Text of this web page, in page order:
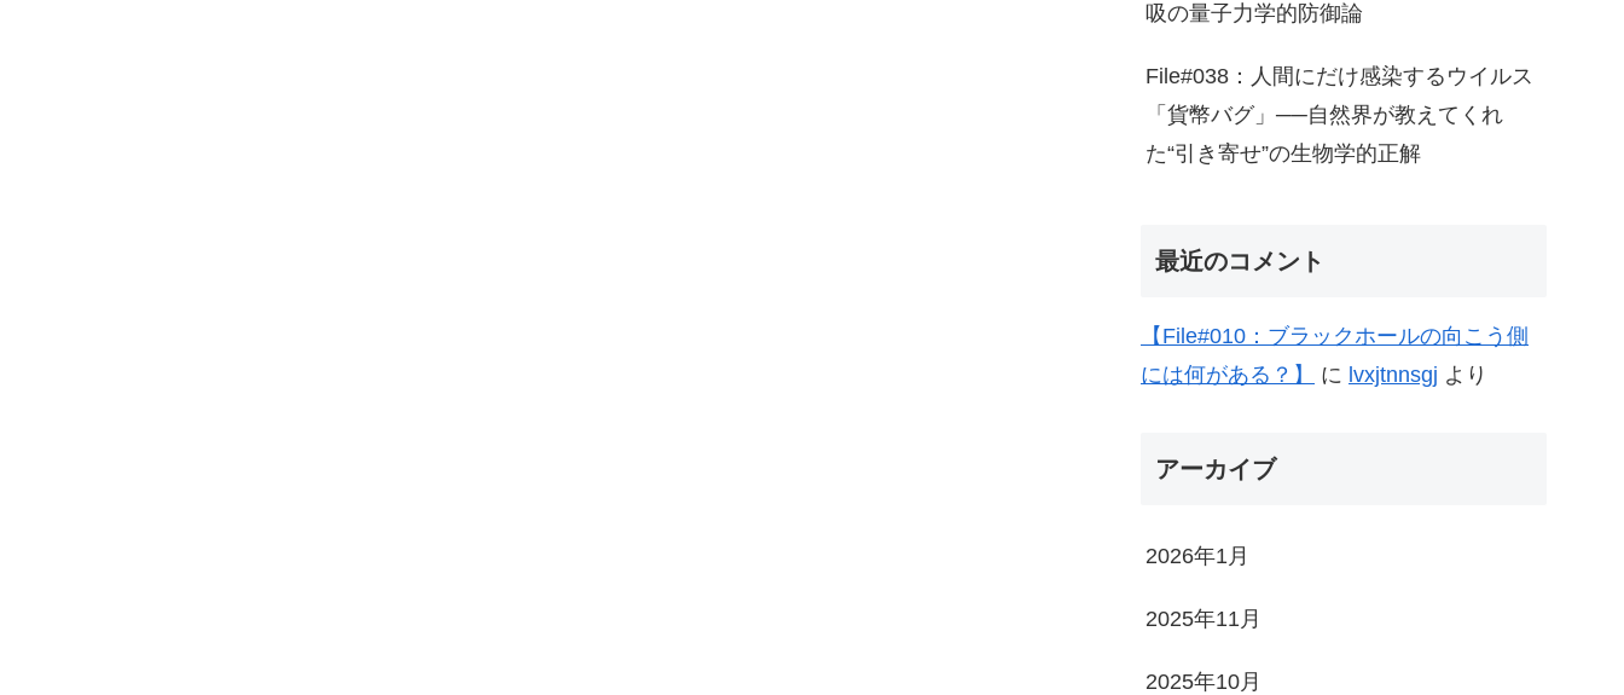
吸の量子力学的防御論
File#038：人間にだけ感染するウイルス
「貨幣バグ」──自然界が教えてくれ
た“引き寄せ”の生物学的正解
最近のコメント
【File#010：ブラックホールの向こう側
には何がある？】
に lvxjtnnsgj より
アーカイブ
2026年1月
2025年11月
2025年10月